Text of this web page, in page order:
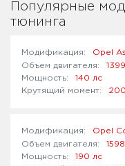
Популярные
тюнинга
Opel
140 лс
Opel
190 лс